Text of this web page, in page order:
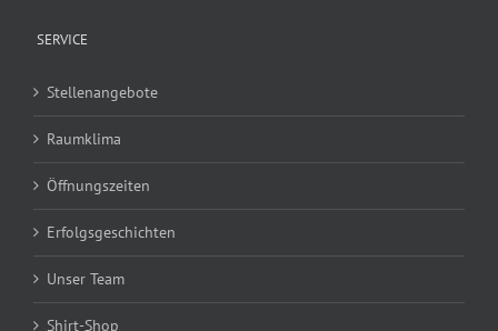
SERVICE
Stellenangebote
Raumklima
Öffnungszeiten
Erfolgsgeschichten
Unser Team
Shirt-Shop